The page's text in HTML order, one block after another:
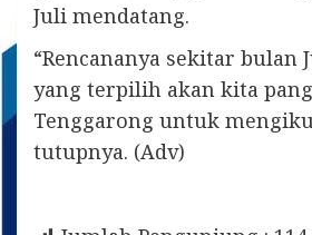
Juli mendatang.
“Rencananya sekitar bulan
yang terpilih akan kita
Tenggarong untuk
tutupnya. (Adv)